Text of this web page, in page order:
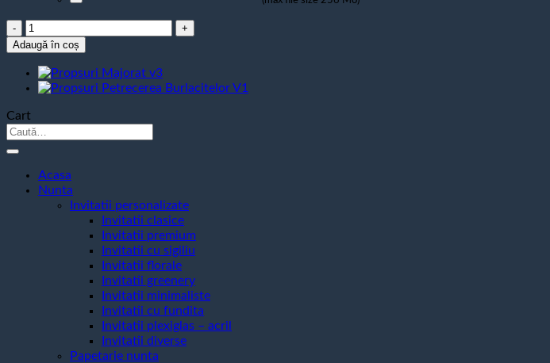
Cantitate
Propsuri
18
ani
-
Majorat
Adaugă în coș
Cart
Caută
Acasa
Nunta
Invitatii personalizate
Invitatii clasice
Invitatii premium
Invitatii cu sigiliu
Invitatii florale
Invitatii greenery
Invitatii minimaliste
Invitatii cu fundita
Invitatii plexiglas – acril
Invitatii diverse
Papetarie nunta